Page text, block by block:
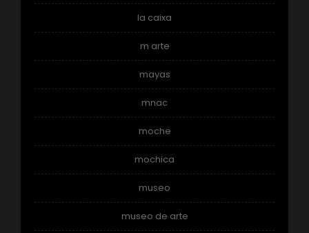
la caixa
m arte
mayas
mnac
moche
mochica
museo
museo de arte